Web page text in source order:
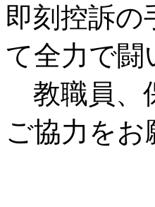
即刻控訴の
て全力で闘
教職員、
ご協力をお